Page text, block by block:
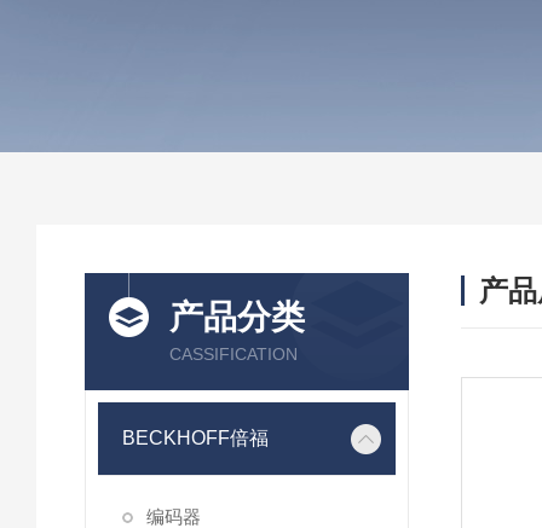
产品分类
CASSIFICATION
BECKHOFF倍福
编码器
产